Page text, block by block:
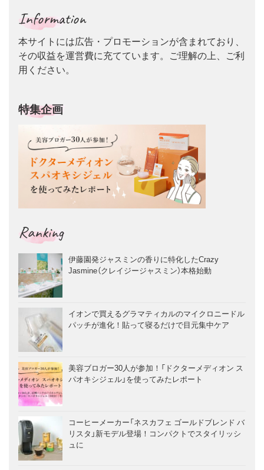
Information
本サイトには広告・プロモーションが含まれており、
その収益を運営費に充てています。ご理解の上、ご利
用ください。
特集企画
Ranking
伊藤園発ジャスミンの香りに特化したCrazy
Jasmine（クレイジージャスミン）本格始動
イオンで買えるグラマティカルのマイクロニードル
パッチが進化！貼って寝るだけで目元集中ケア
美容ブロガー30人が参加！「ドクターメディオン ス
パオキシジェル」を使ってみたレポート
コーヒーメーカー「ネスカフェ ゴールドブレンド バ
リスタ」新モデル登場！コンパクトでスタイリッシ
ュに